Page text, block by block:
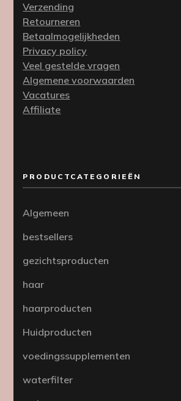
Verzending
Retourneren
Betaalmogelijkheden
Privacy policy
Veel gestelde vragen
Algemene voorwaarden
Vacatures
Affiliate
PRODUCTCATEGORIEËN
Algemeen
bestsellers
gezichtsproducten
haar
haarproducten
Huidproducten
voedingssupplementen
waterfilter